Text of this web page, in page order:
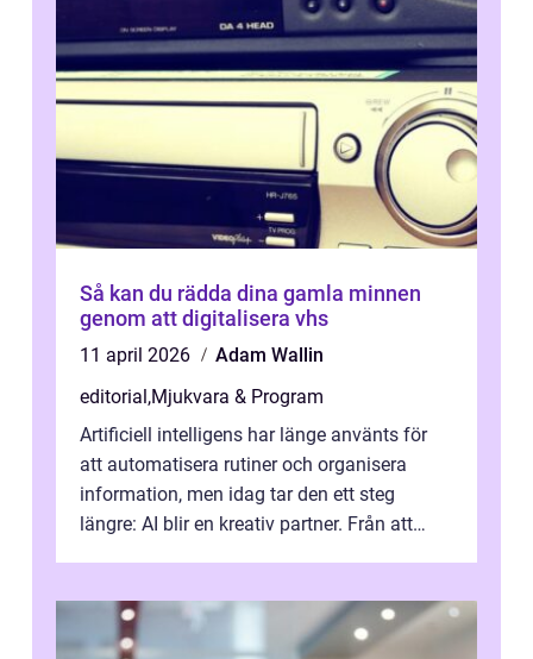
Så kan du rädda dina gamla minnen
genom att digitalisera vhs
11 april 2026
Adam Wallin
editorial ,Mjukvara & Program
Artificiell intelligens har länge använts för
att automatisera rutiner och organisera
information, men idag tar den ett steg
längre: AI blir en kreativ partner. Från att